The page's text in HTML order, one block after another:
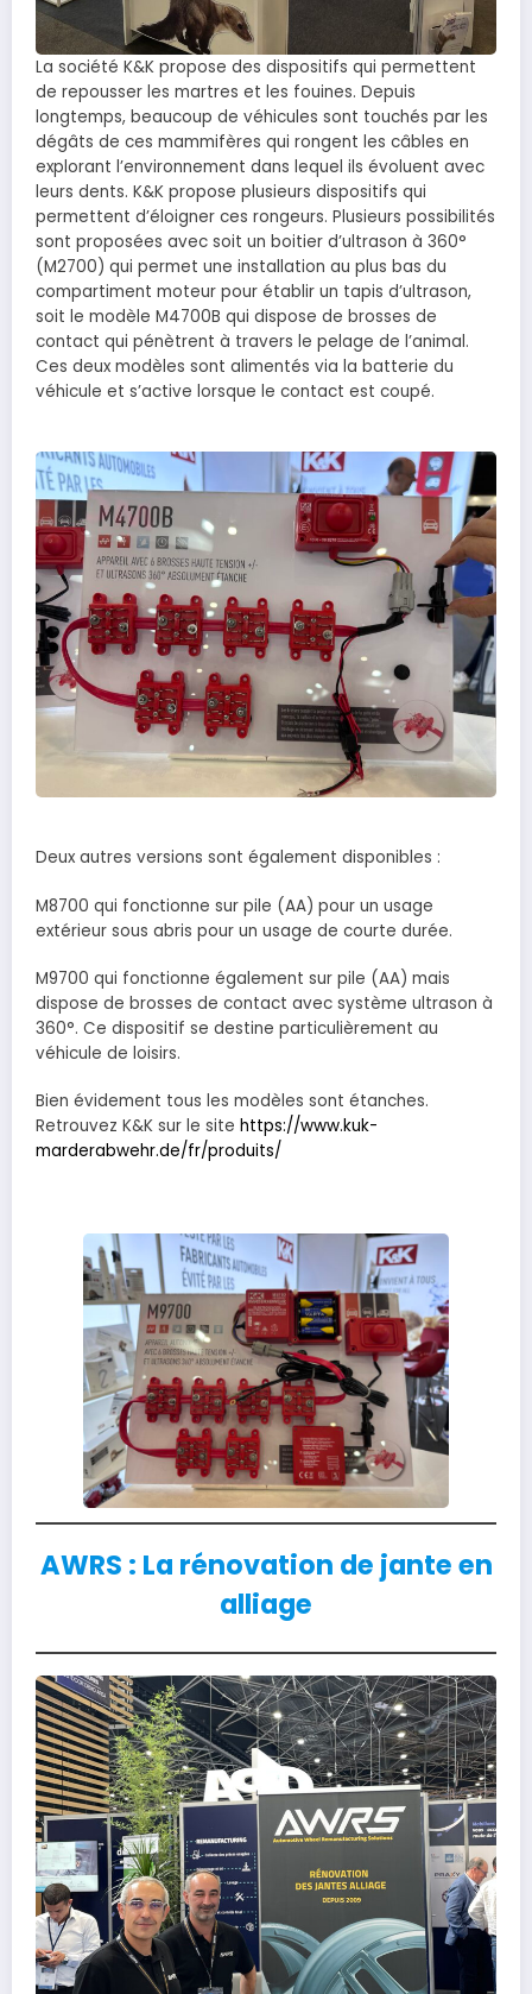
La société K&K propose des dispositifs qui permettent
de repousser les martres et les fouines. Depuis
longtemps, beaucoup de véhicules sont touchés par les
dégâts de ces mammifères qui rongent les câbles en
explorant l’environnement dans lequel ils évoluent avec
leurs dents. K&K propose plusieurs dispositifs qui
permettent d’éloigner ces rongeurs. Plusieurs possibilités
sont proposées avec soit un boitier d’ultrason à 360°
(M2700) qui permet une installation au plus bas du
compartiment moteur pour établir un tapis d’ultrason,
soit le modèle M4700B qui dispose de brosses de
contact qui pénètrent à travers le pelage de l’animal.
Ces deux modèles sont alimentés via la batterie du
véhicule et s’active lorsque le contact est coupé.
Deux autres versions sont également disponibles :
M8700 qui fonctionne sur pile (AA) pour un usage
extérieur sous abris pour un usage de courte durée.
M9700 qui fonctionne également sur pile (AA) mais
dispose de brosses de contact avec système ultrason à
360°. Ce dispositif se destine particulièrement au
véhicule de loisirs.
Bien évidement tous les modèles sont étanches.
Retrouvez K&K sur le site https://www.kuk-
marderabwehr.de/fr/produits/
AWRS : La rénovation de jante en
alliage